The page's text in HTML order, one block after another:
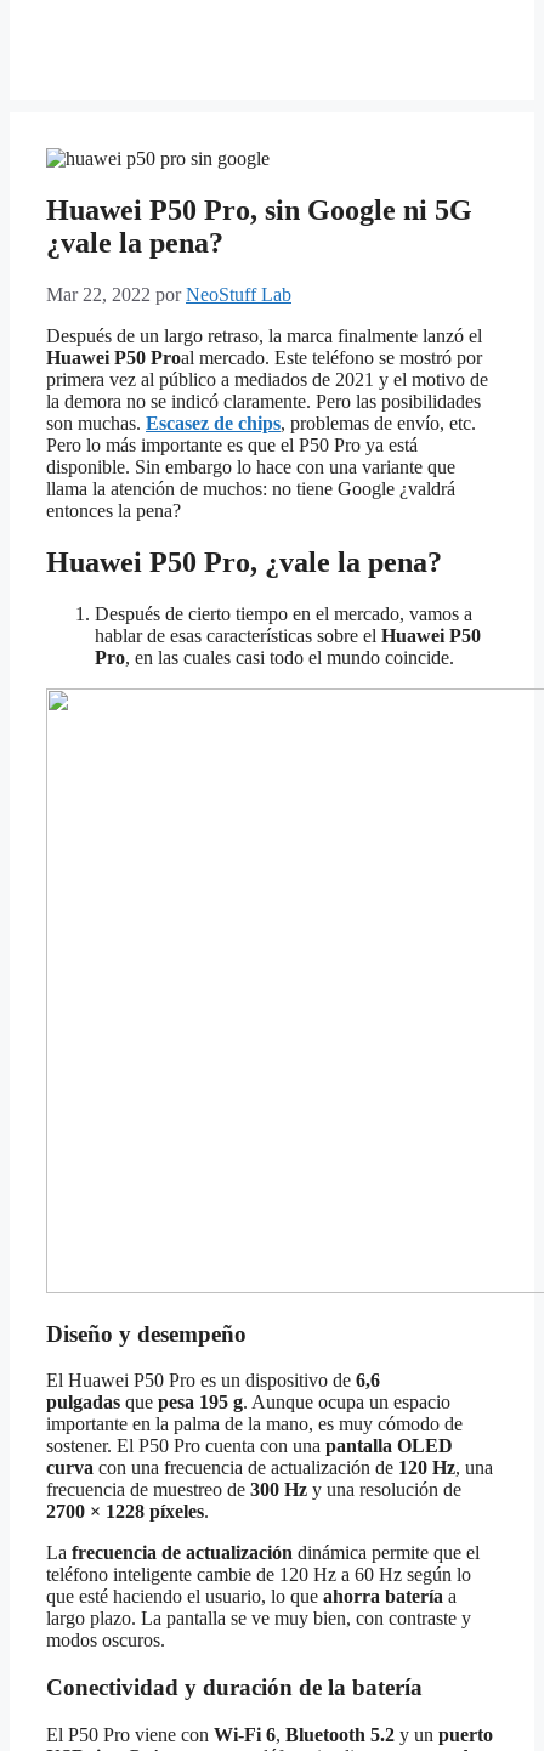
Huawei P50 Pro, sin Google ni 5G
¿vale la pena?
Mar 22, 2022 porNeoStuff Lab
Después de un largo retraso, la marca finalmente lanzó el
Huawei P50 Proal mercado. Este teléfono se mostró por
primera vez al público a mediados de 2021 y el motivo de
la demora no se indicó claramente. Pero las posibilidades
son muchas. Escasez de chips, problemas de envío, etc.
Pero lo más importante es que el P50 Pro ya está
disponible. Sin embargo lo hace con una variante que
llama la atención de muchos: no tiene Google ¿valdrá
entonces la pena?
Huawei P50 Pro, ¿vale la pena?
Después de cierto tiempo en el mercado, vamos a
hablar de esas características sobre el Huawei P50
Pro, en las cuales casi todo el mundo coincide.
Diseño y desempeño
El Huawei P50 Pro es un dispositivo de 6,6
pulgadas que pesa 195 g. Aunque ocupa un espacio
importante en la palma de la mano, es muy cómodo de
sostener. El P50 Pro cuenta con una pantalla OLED
curva con una frecuencia de actualización de 120 Hz, una
frecuencia de muestreo de 300 Hz y una resolución de
2700 × 1228 píxeles.
La frecuencia de actualización dinámica permite que el
teléfono inteligente cambie de 120 Hz a 60 Hz según lo
que esté haciendo el usuario, lo que ahorra batería a
largo plazo. La pantalla se ve muy bien, con contraste y
modos oscuros.
Conectividad y duración de la batería
El P50 Pro viene con Wi-Fi 6, Bluetooth 5.2 y un puerto